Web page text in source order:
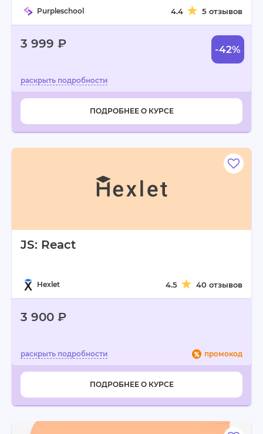
Purpleschool 4.4 5 отзывов
3 999 ₽ -42%
ПОДРОБНЕЕ О КУРСЕ
JS: React
Hexlet 4.5 40 отзывов
3 900 ₽
промокод
ПОДРОБНЕЕ О КУРСЕ